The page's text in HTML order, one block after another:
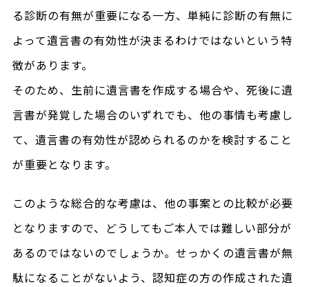
る診断の有無が重要になる一方、単純に診断の有無に
よって遺言書の有効性が決まるわけではないという特
徴があります。
そのため、生前に遺言書を作成する場合や、死後に遺
言書が発覚した場合のいずれでも、他の事情も考慮し
て、遺言書の有効性が認められるのかを検討すること
が重要となります。
このような総合的な考慮は、他の事案との比較が必要
となりますので、どうしてもご本人では難しい部分が
あるのではないのでしょうか。せっかくの遺言書が無
駄になることがないよう、認知症の方の作成された遺